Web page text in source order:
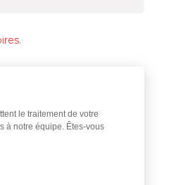
le traitement de votre
à notre équipe. Êtes-vous